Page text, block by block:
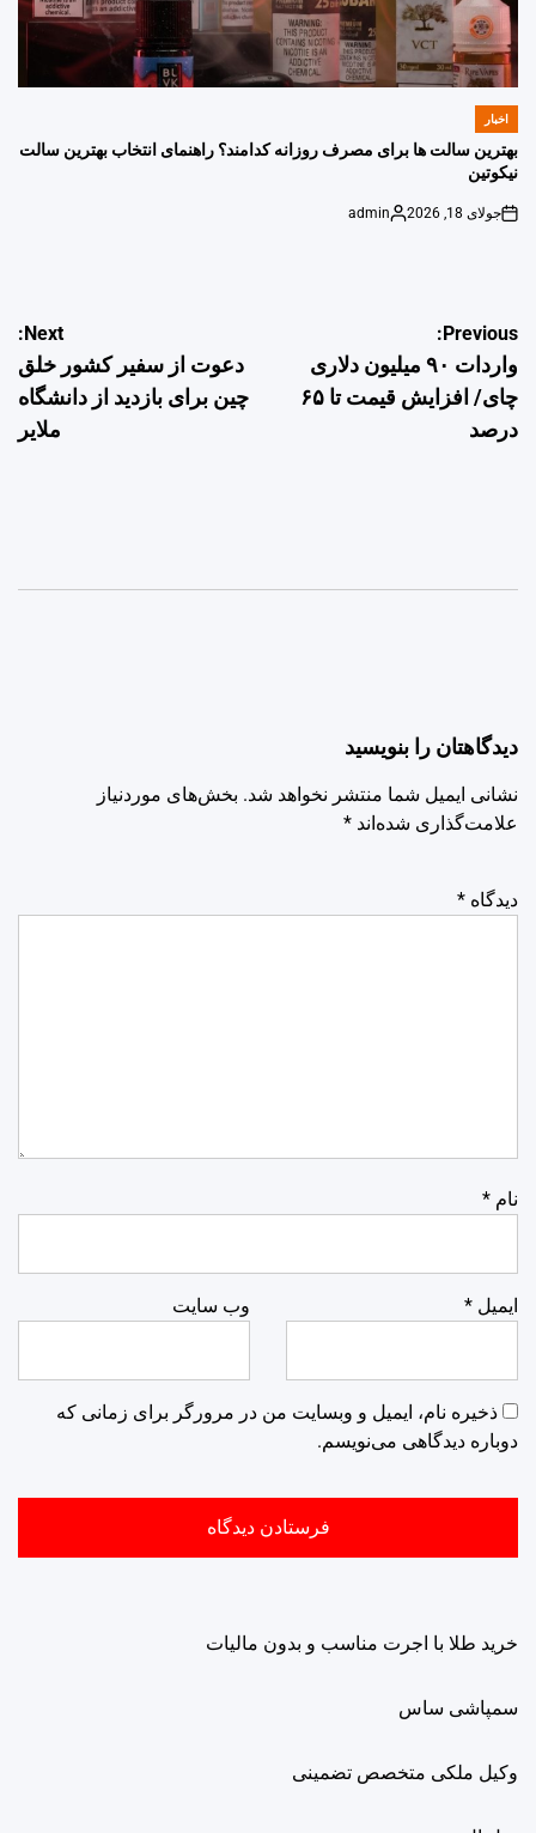
POSTED
اخبار
بهترین سالت ها برای مصرف روزانه کدامند؟ راهنمای انتخاب بهترین سالت
نیکوتین
on
جولای 18, 2026
Posted
admin
راهبری
نوشته
Previous:
واردات ۹۰ میلیون دلاری
چای/ افزایش قیمت تا ۶۵
درصد
Next:
دعوت از سفیر کشور خلق
چین برای بازدید از دانشگاه
ملایر
دیدگاهتان را بنویسید
نشانی ایمیل شما منتشر نخواهد شد. بخش‌های موردنیاز
علامت‌گذاری شده‌اند *
دیدگاه *
نام *
ایمیل * وب‌ سایت
ذخیره نام، ایمیل و وبسایت من در مرورگر برای زمانی که
دوباره دیدگاهی می‌نویسم.
خرید طلا با اجرت مناسب و بدون مالیات
سمپاشی ساس
وکیل ملکی متخصص تضمینی